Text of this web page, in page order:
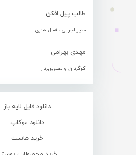
طالب پیل افکن
مدیر اجرایی ، فعال هنری
مهدی بهرامی
کارگردان و تصویربردار
دانلود فایل لایه باز
دانلود موکاپ
خرید هاست